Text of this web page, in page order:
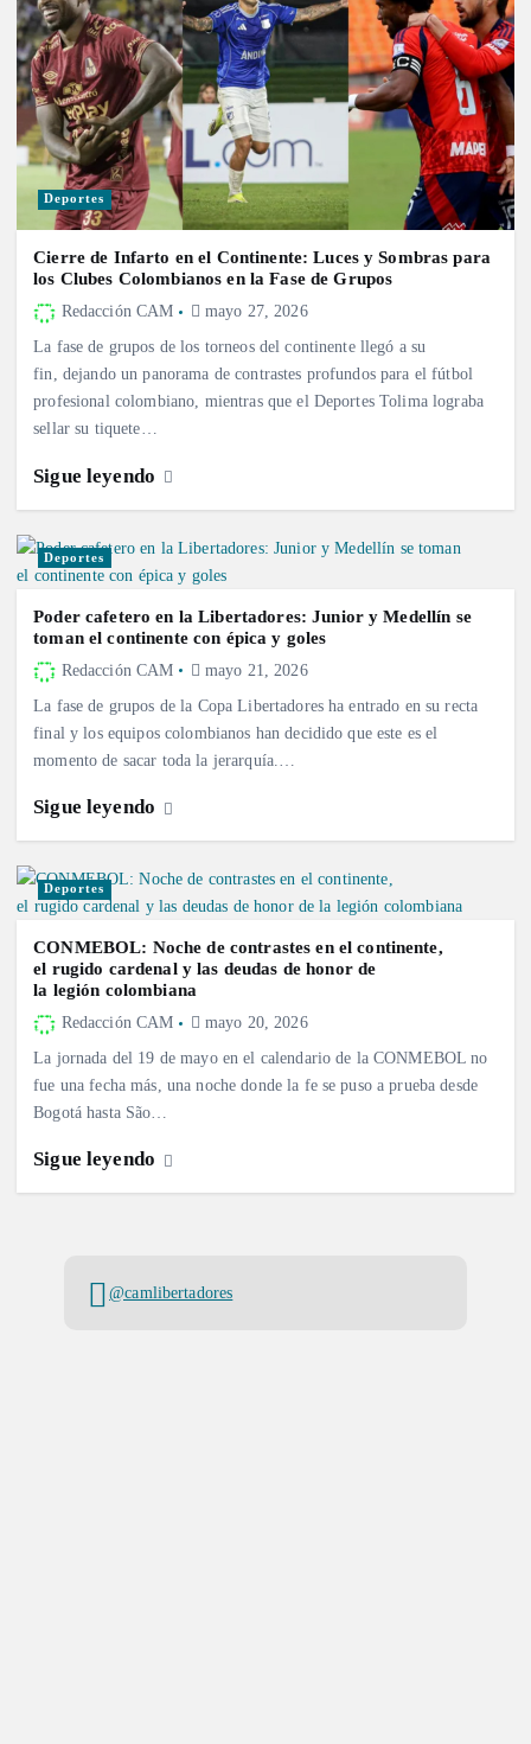
Deportes
Cierre de Infarto en el Continente: Luces y Sombras para
los Clubes Colombianos en la Fase de Grupos
Redacción CAM mayo 27, 2026
La fase de grupos de los torneos del continente llegó a su
fin, dejando un panorama de contrastes profundos para el fútbol
profesional colombiano, mientras que el Deportes Tolima lograba
sellar su tiquete…
Sigue leyendo
Deportes
Poder cafetero en la Libertadores: Junior y Medellín se
toman el continente con épica y goles
Redacción CAM mayo 21, 2026
La fase de grupos de la Copa Libertadores ha entrado en su recta
final y los equipos colombianos han decidido que este es el
momento de sacar toda la jerarquía.…
Sigue leyendo
Deportes
CONMEBOL: Noche de contrastes en el continente,
el rugido cardenal y las deudas de honor de
la legión colombiana
Redacción CAM mayo 20, 2026
La jornada del 19 de mayo en el calendario de la CONMEBOL no
fue una fecha más, una noche donde la fe se puso a prueba desde
Bogotá hasta São…
Sigue leyendo
@camlibertadores